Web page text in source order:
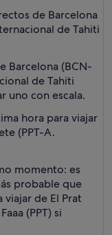
de Barcelona
de Tahiti
Barcelona (BCN-
de Tahiti
uno con escala.
hora para viajar
(PPT-A.
momento: es
probable que
de El Prat
(PPT) si